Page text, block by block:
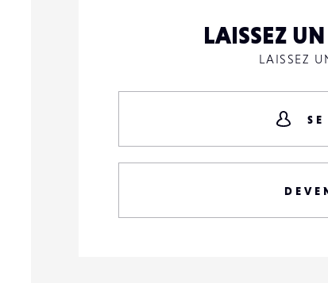
LAISSEZ
LAISSEZ